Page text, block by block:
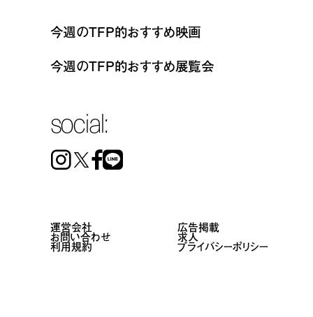
今週のTFP的おすすめ映画
今週のTFP的おすすめ展覧会
social:
Instagram FacebookLine
運営会社 広告掲載
お問い合わせ 求人
利用規約 プライバシーポリシー